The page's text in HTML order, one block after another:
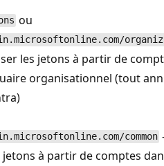
ou
les jetons à partir de
organisationnel (tout
common
à partir de comptes